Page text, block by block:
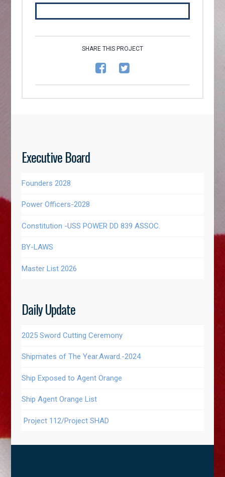
SHARE THIS PROJECT
Executive Board
Founders 2028
Power Officers-2028
Constitution -USS POWER DD 839 ASSOC.
BY-LAWS
Master List 2026
Daily Update
2025 Sword Cutting Ceremony
Shipmates of The Year.Award.-2024
Ship Exposed to Agent Orange
Ship Agent Orange List
Project 112/Project SHAD